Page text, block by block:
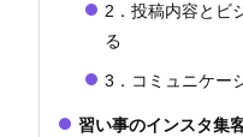
2．投稿内容とビ
る
3．コミュニケー
習い事のインスタ集